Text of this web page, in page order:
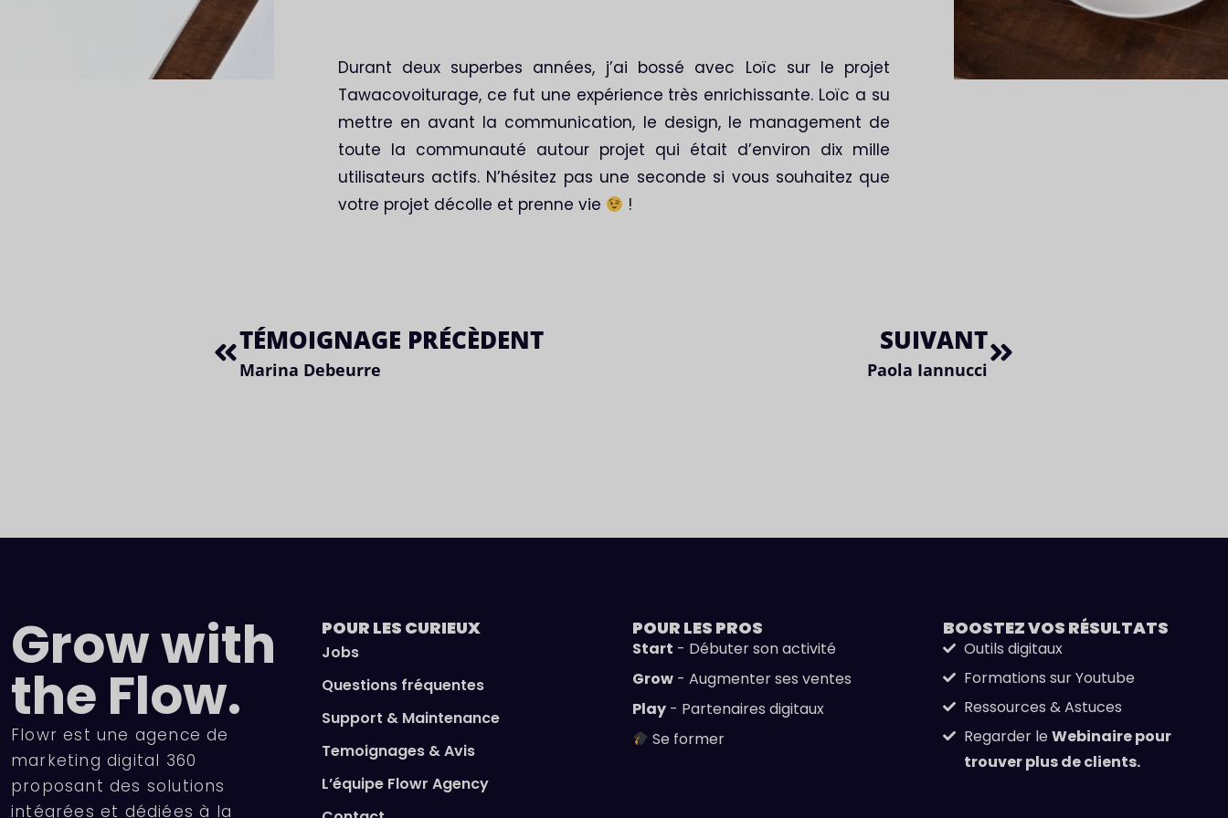
Durant deux superbes années, j’ai bossé avec Loïc sur le projet
Tawacovoiturage, ce fut une expérience très enrichissante. Loïc a su
mettre en avant la communication, le design, le management de
toute la communauté autour projet qui était d’environ dix mille
utilisateurs actifs. N’hésitez pas une seconde si vous souhaitez que
votre projet décolle et prenne vie
!
TÉMOIGNAGE PRÉCÈDENT
Marina Debeurre
SUIVANT
Paola Iannucci
Grow with
the Flow.
Flowr est une agence de
marketing digital 360
proposant des solutions
intégrées et dédiées à la
POUR LES CURIEUX
Jobs
Questions fréquentes
Support & Maintenance
Temoignages & Avis
L’équipe Flowr Agency
POUR LES PROS
Start - Débuter son activité
Grow - Augmenter ses ventes
Play - Partenaires digitaux
Se former
BOOSTEZ VOS RÉSULTATS
Outils digitaux
Formations sur Youtube
Ressources & Astuces
Regarder leWebinaire pour
trouver plus de clients.